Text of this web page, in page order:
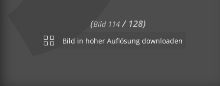
Bild in hoher Auflösung downloaden
(Bild 114 / 128)